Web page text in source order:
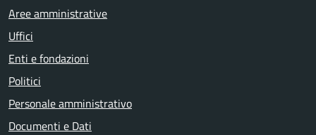
Aree amministrative
Uffici
Enti e fondazioni
Politici
Personale amministrativo
Documenti e Dati